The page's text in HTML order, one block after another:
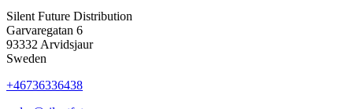
Silent Future Distribution
Garvaregatan 6
93332 Arvidsjaur
Sweden
+46736336438